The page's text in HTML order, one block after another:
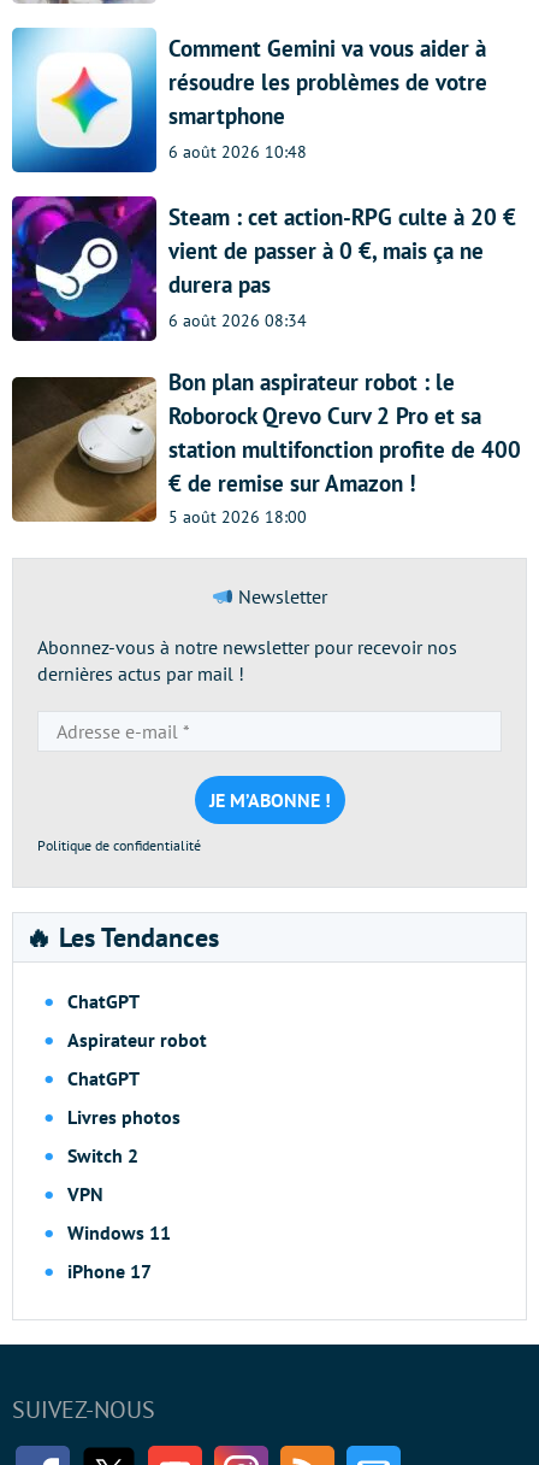
Comment Gemini va vous aider à
résoudre les problèmes de votre
smartphone
6 août 2026 10:48
Steam : cet action-RPG culte à 20 €
vient de passer à 0 €, mais ça ne
durera pas
6 août 2026 08:34
Bon plan aspirateur robot : le
Roborock Qrevo Curv 2 Pro et sa
station multifonction profite de 400
€ de remise sur Amazon !
5 août 2026 18:00
Newsletter
Abonnez-vous à notre newsletter pour recevoir nos
dernières actus par mail !
e-
mail
*
Politique de confidentialité
🔥 Les Tendances
ChatGPT
Aspirateur robot
ChatGPT
Livres photos
Switch 2
VPN
Windows 11
iPhone 17
SUIVEZ-NOUS
FacebookTwitter Youtube InstagramRSS Newsletter